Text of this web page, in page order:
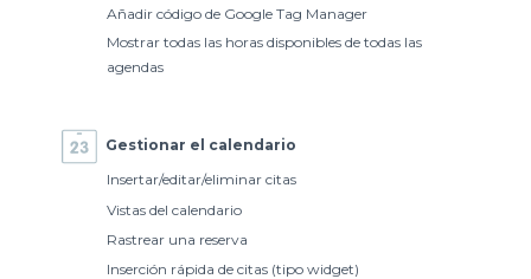
Añadir código de Google Tag Manager
Mostrar todas las horas disponibles de todas las
agendas
Gestionar el calendario
Insertar/editar/eliminar citas
Vistas del calendario
Rastrear una reserva
Inserción rápida de citas (tipo widget)